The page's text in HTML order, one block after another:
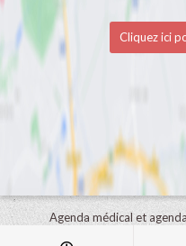
Cliquez ici
Agenda médical et